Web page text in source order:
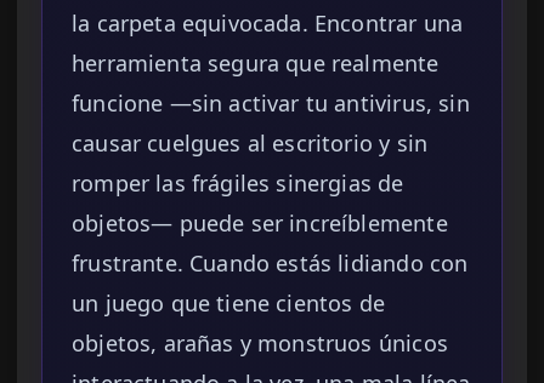
la carpeta equivocada. Encontrar una
herramienta segura que realmente
funcione —sin activar tu antivirus, sin
causar cuelgues al escritorio y sin
romper las frágiles sinergias de
objetos— puede ser increíblemente
frustrante. Cuando estás lidiando con
un juego que tiene cientos de
objetos, arañas y monstruos únicos